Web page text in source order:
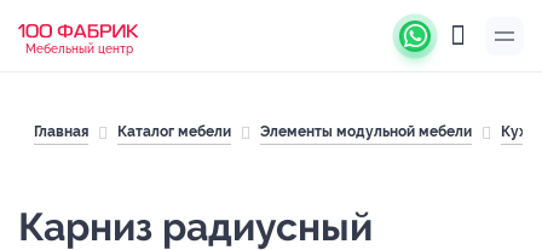
Мебельный центр
Главная Каталог мебели Элементы модульной мебели
Карниз радиусный